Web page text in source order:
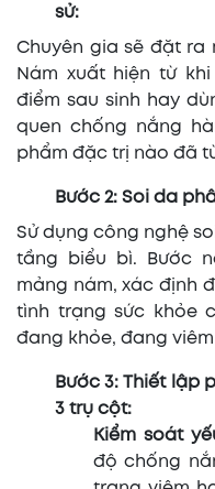
sử:
Chuyên gia sẽ đặt ra
Nám xuất hiện từ
điểm sau sinh hay
quen chống nắng
phẩm đặc trị nào đã
Bước 2: Soi da
Sử dụng công nghệ
tầng biểu bì. Bước
mảng nám, xác định
tình trạng sức khỏe
đang khỏe, đang
Bước 3: Thiết lập
3 trụ cột:
Kiểm soát
độ chống